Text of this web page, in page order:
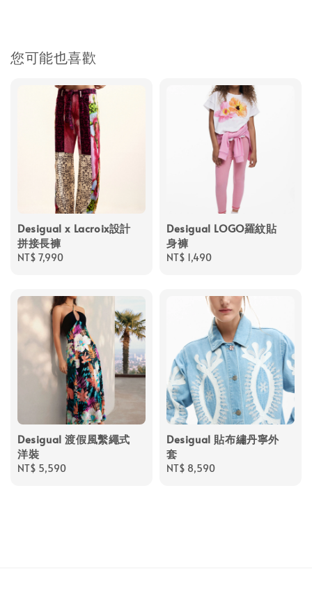
您可能也喜歡
Desigual x Lacroix設計
拼接長褲
Regular
NT$ 7,990
Desigual LOGO羅紋貼
身褲
Regular
NT$ 1,490
Desigual 渡假風繫繩式
洋裝
Regular
NT$ 5,590
Desigual 貼布繡丹寧外
套
Regular
NT$ 8,590